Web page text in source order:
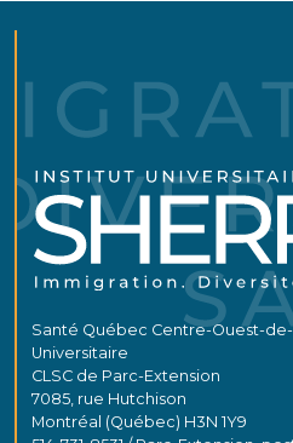
Santé Québec Centre-Ouest-
Universitaire
CLSC de Parc-Extension
7085, rue Hutchison
Montréal (Québec) H3N 1Y9